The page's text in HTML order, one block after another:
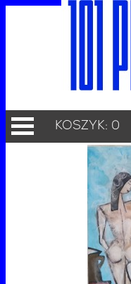
KOSZYK: 0